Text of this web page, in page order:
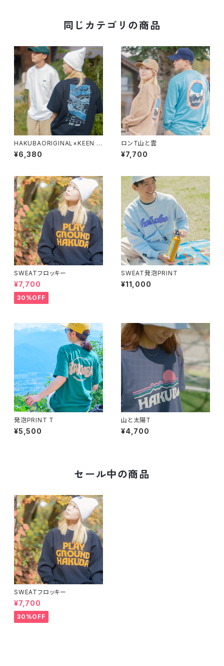
同じカテゴリの商品
HAKUBAORIGINAL×KEEN H
AKUBA OC/RP SNOWY NAT
URE TEE
¥6,380
ロンT山と雲
¥7,700
SWEATフロッキー
¥7,700
30%OFF
SWEAT発泡PRINT
¥11,000
発泡PRINT T
¥5,500
山と太陽T
¥4,700
セール中の商品
SWEATフロッキー
¥7,700
30%OFF